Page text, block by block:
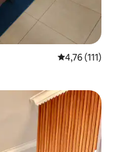
4,76 de uma
4,76 (111)